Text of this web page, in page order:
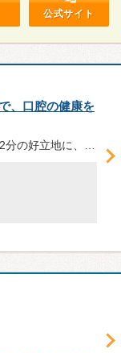
公式サイト
、口腔の健康を